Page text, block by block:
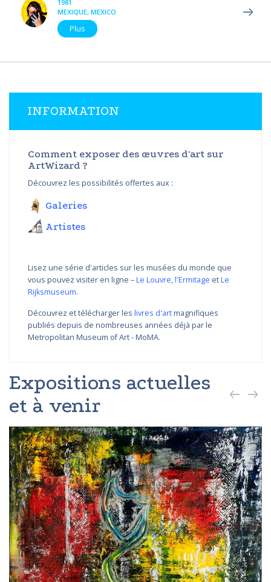
1981
MEXIQUE, MEXICO
Plus
INFORMATION
Comment exposer des œuvres d'art sur
ArtWizard ?
Découvrez les possibilités offertes aux :
Galeries
Artistes
Lisez une série d'articles sur les musées du monde que
vous pouvez visiter en ligne –Le Louvre,l'Ermitage etLe
Rijksmuseum.
Découvrez et télécharger les livres d'artmagnifiques
publiés depuis de nombreuses années déjà par le
Metropolitan Museum of Art - MoMA.
Expositions actuelles
et à venir